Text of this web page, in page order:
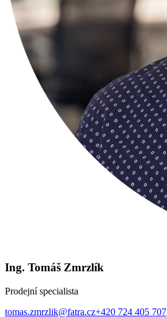
Ing. Tomáš Zmrzlík
Prodejní specialista
tomas.zmrzlik@fatra.cz+420 724 405 707